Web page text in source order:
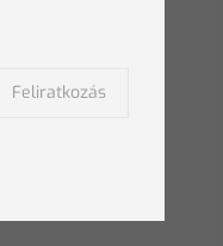
Feliratkozás